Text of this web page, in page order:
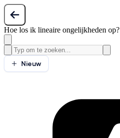
Hoe los ik lineaire ongelijkheden op?
Nieuw